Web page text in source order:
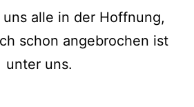
alle in der Hoffnung,
schon angebrochen ist
unter uns.